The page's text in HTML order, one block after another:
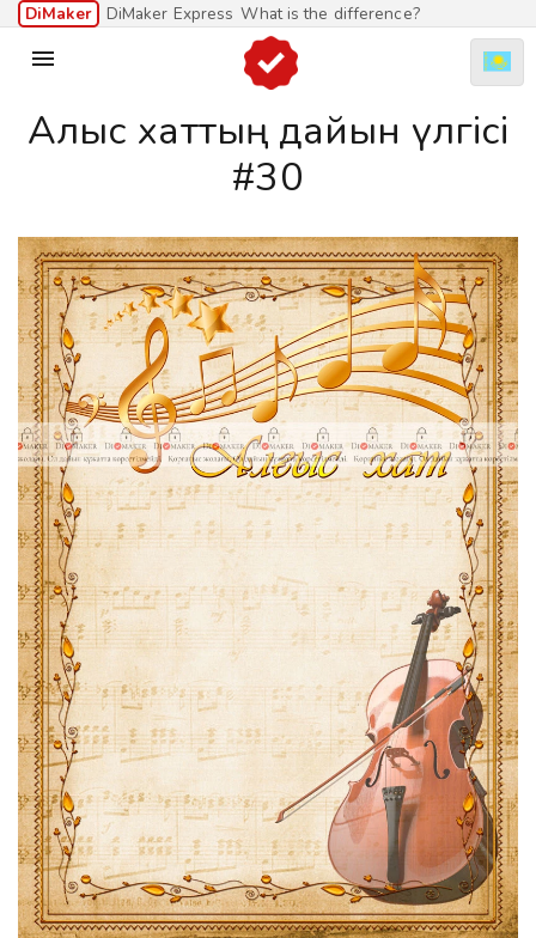
DiMaker DiMaker Express What is the difference?

Алғыс хаттың дайын үлгісі
#30